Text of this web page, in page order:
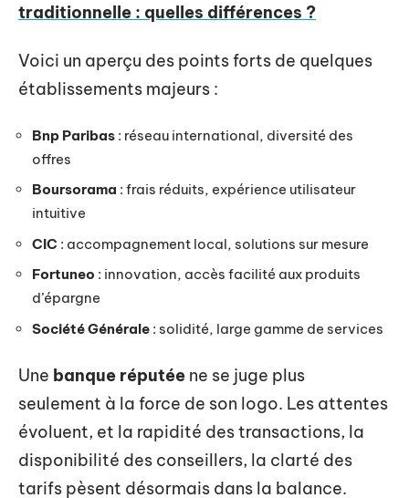
traditionnelle : quelles différences ?
Voici un aperçu des points forts de quelques
établissements majeurs :
Bnp Paribas : réseau international, diversité des
offres
Boursorama : frais réduits, expérience utilisateur
intuitive
CIC : accompagnement local, solutions sur mesure
Fortuneo : innovation, accès facilité aux produits
d’épargne
Société Générale : solidité, large gamme de services
Une banque réputée ne se juge plus
seulement à la force de son logo. Les attentes
évoluent, et la rapidité des transactions, la
disponibilité des conseillers, la clarté des
tarifs pèsent désormais dans la balance.